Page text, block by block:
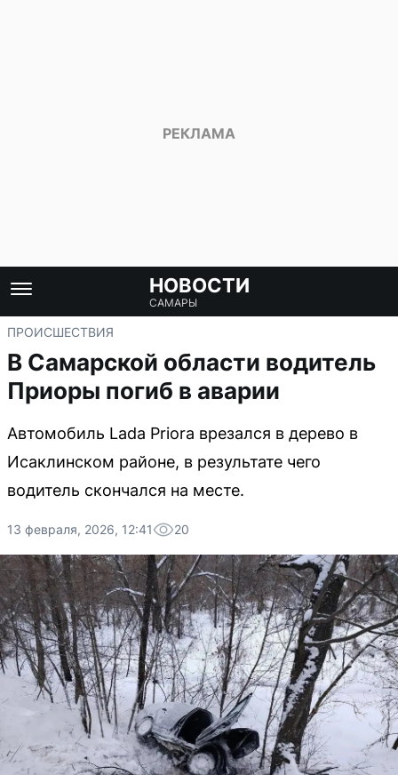
НОВОСТИ
САМАРЫ
ПРОИСШЕСТВИЯ
В Самарской области водитель
Приоры погиб в аварии
Автомобиль Lada Priora врезался в дерево в
Исаклинском районе, в результате чего
водитель скончался на месте.
13 февраля, 2026, 12:41 20